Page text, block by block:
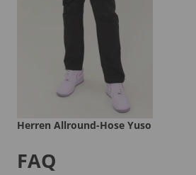
Herren Allround-Hose Yuso
FAQ